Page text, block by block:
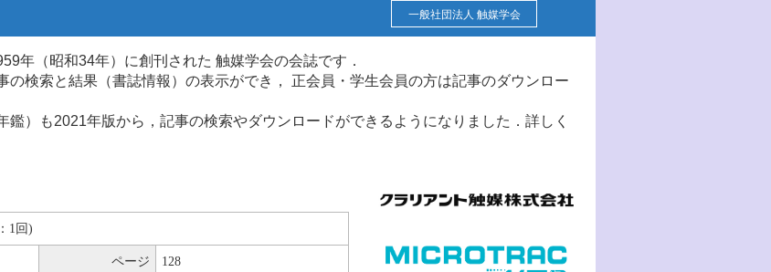
一般社団法人 触媒学会
年（昭和34年）に創刊された 触媒学会の会誌です．
の検索と結果（書誌情報）の表示ができ， 正会員・学生会員の方は記事のダウンロー
鑑）も2021年版から，記事の検索やダウンロードができるようになりました．詳しく
1回)
ページ 128